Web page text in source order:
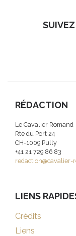
RÉDACTION
Le Cavalier Romand
Rte du Port 24
CH-1009 Pully
+41 21 729 86 83
redaction@cavalier-
LIENS
Crédits
Liens